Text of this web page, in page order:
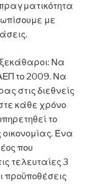
πραγματικότητα
με
ξεκάθαροι: Να
το 2009. Να
στις διεθνείς
κάθε χρόνο
το
οικονομίας. Ένα
που
τελευταίες 3
προϋποθέσεις